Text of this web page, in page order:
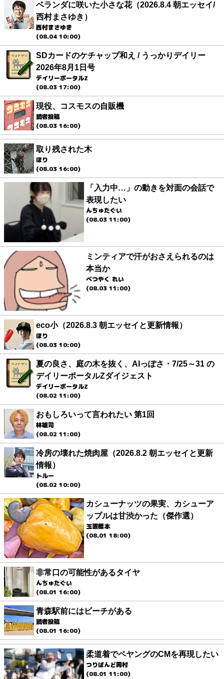
ベランダに咲いた小さな花（2026.8.4 朝エッセイ/
西村まさゆき）
西村まさゆき
(08.04 10:00)
SDカードのケチャップ和え / うっかりデイリー
2026年8月1日号
デイリーポータルZ
(08.03 17:00)
現役、コスモスの自販機
読者投稿
(08.03 16:00)
取り残された木
ほり
(08.03 16:00)
「入力中…」の動きを対面の会話で
表現したい
んちゅたぐい
(08.03 11:00)
ミンティアで汗がおさえられるのは
本当か
べつやく れい
(08.03 11:00)
eco小（2026.8.3 朝エッセイと更新情報）
ほり
(08.03 10:00)
夏の良さ、庭の木を抜く、AIっぽさ・7/25～31 の
デイリーポータルZダイジェスト
デイリーポータルZ
(08.02 11:00)
おもしろいって言われたい 第1回
林雄司
(08.02 11:00)
冷房の壊れた焼肉屋（2026.8.2 朝エッセイと更新
情報）
トルー
(08.02 10:00)
カシューナッツの果実、カシューア
ップルは甘渋かった（傑作選）
玉置標本
(08.01 18:00)
非常口の可能性があるタイヤ
んちゅたぐい
(08.01 16:00)
青森駅前にはビーチがある
読者投稿
(08.01 16:00)
柔道着でペヤングのCMを再現したい
つりばんど岡村
(08.01 11:00)